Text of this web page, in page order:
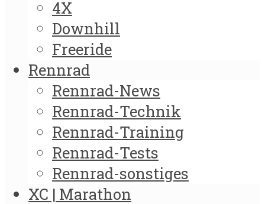
4X
Downhill
Freeride
Rennrad
Rennrad-News
Rennrad-Technik
Rennrad-Training
Rennrad-Tests
Rennrad-sonstiges
XC | Marathon